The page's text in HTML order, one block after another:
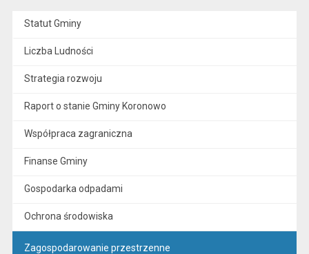
Statut Gminy
Liczba Ludności
Strategia rozwoju
Raport o stanie Gminy Koronowo
Współpraca zagraniczna
Finanse Gminy
Gospodarka odpadami
Ochrona środowiska
Zagospodarowanie przestrzenne